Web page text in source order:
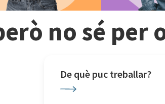
no sé per
De què puc treballar?